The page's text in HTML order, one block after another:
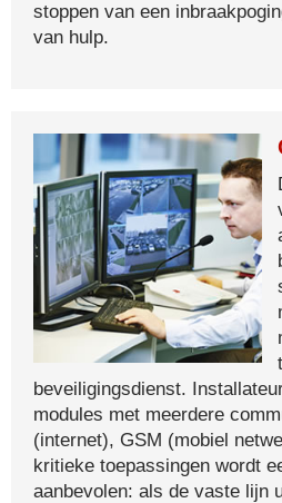
stoppen van een
van hulp.
beveiligingsdienst.
modules met meerdere
(internet), GSM (mobiel
kritieke toepassingen wordt
aanbevolen: als de vaste lijn